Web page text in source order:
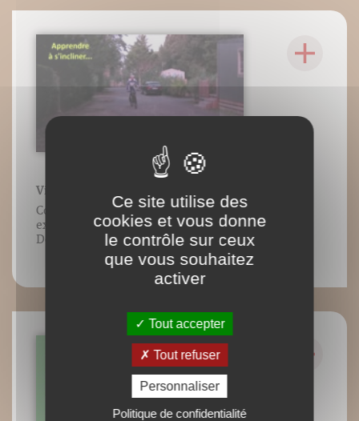
Vidéo 46 : Virer - S'incliner en virage
Contenu vidéo lié à l’ouvrage VTT
exercices, Jean-Paul Stéphan, Éditions
DésIris.
Ce site utilise des
cookies et vous donne
le contrôle sur ceux
que vous souhaitez
activer
Tout accepter
Tout refuser
Personnaliser
Politique de confidentialité